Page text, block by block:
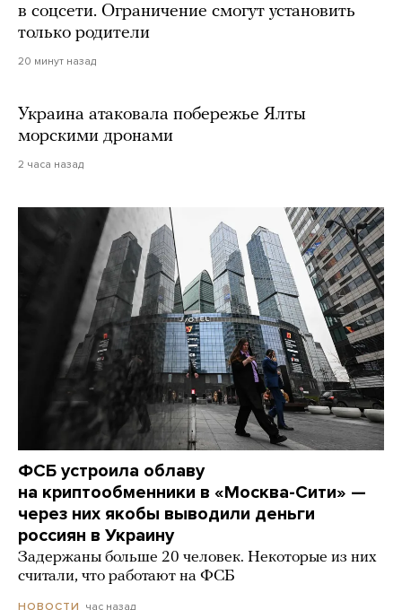
в соцсети. Ограничение смогут установить
только родители
20 минут назад
Украина атаковала побережье Ялты
морскими дронами
2 часа назад
ФСБ устроила облаву
на криптообменники в «Москва-Сити» —
через них якобы выводили деньги
россиян в Украину
Задержаны больше 20 человек. Некоторые из них
считали, что работают на ФСБ
НОВОСТИ час назад